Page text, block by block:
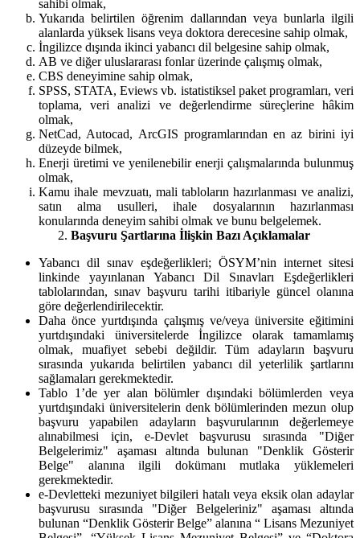
sahibi olmak,
Yukarıda belirtilen öğrenim dallarından veya bunlarla ilgili
alanlarda yüksek lisans veya doktora derecesine sahip olmak,
İngilizce dışında ikinci yabancı dil belgesine sahip olmak,
AB ve diğer uluslararası fonlar üzerinde çalışmış olmak,
CBS deneyimine sahip olmak,
SPSS, STATA, Eviews vb. istatistiksel paket programları, veri
toplama, veri analizi ve değerlendirme süreçlerine hâkim
olmak,
NetCad, Autocad, ArcGIS programlarından en az birini iyi
düzeyde bilmek,
Enerji üretimi ve yenilenebilir enerji çalışmalarında bulunmuş
olmak,
Kamu ihale mevzuatı, mali tabloların hazırlanması ve analizi,
satın alma usulleri, ihale dosyalarının hazırlanması
konularında deneyim sahibi olmak ve bunu belgelemek.
Başvuru Şartlarına İlişkin Bazı Açıklamalar
Yabancı dil sınav eşdeğerlikleri; ÖSYM’nin internet sitesi
linkinde yayınlanan Yabancı Dil Sınavları Eşdeğerlikleri
tablolarından, sınav başvuru tarihi itibariyle güncel olanına
göre değerlendirilecektir.
Daha önce yurtdışında çalışmış ve/veya üniversite eğitimini
yurtdışındaki üniversitelerde İngilizce olarak tamamlamış
olmak, muafiyet sebebi değildir. Tüm adayların başvuru
sırasında yukarıda belirtilen yabancı dil yeterlilik şartlarını
sağlamaları gerekmektedir.
Tablo 1’de yer alan bölümler dışındaki bölümlerden veya
yurtdışındaki üniversitelerin denk bölümlerinden mezun olup
başvuru yapabilen adayların başvurularının değerlemeye
alınabilmesi için, e-Devlet başvurusu sırasında "Diğer
Belgelerimiz" aşaması altında bulunan "Denklik Gösterir
Belge" alanına ilgili dokümanı mutlaka yüklemeleri
gerekmektedir.
e-Devletteki mezuniyet bilgileri hatalı veya eksik olan adaylar
başvurusu sırasında "Diğer Belgeleriniz" aşaması altında
bulunan “Denklik Gösterir Belge” alanına “ Lisans Mezuniyet